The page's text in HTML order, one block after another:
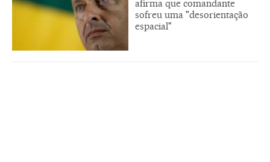
afirma que comandante
sofreu uma "desorientação
espacial"